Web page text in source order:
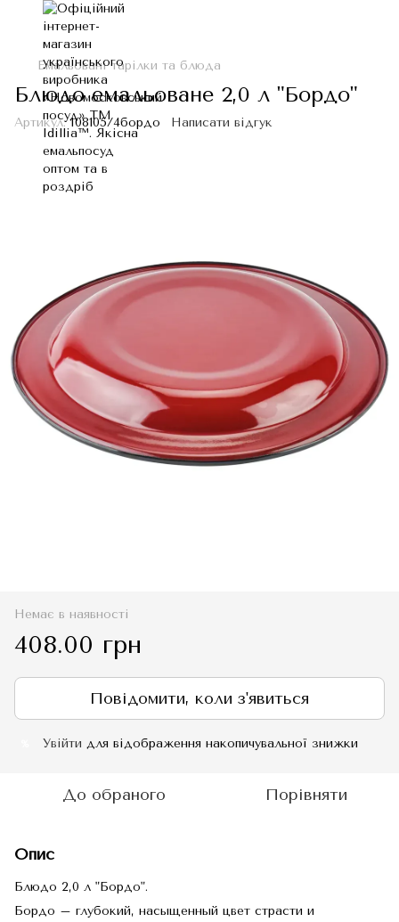
Емальовані тарілки та блюда
Блюдо емальоване 2,0 л "Бордо"
Артикул:I08105/4бордо Написати відгук
Немає в наявності
408.00 грн
Повідомити, коли з'явиться
Увійти для відображення накопичувальної знижки
До обраного Порівняти
Опис
Блюдо 2,0 л "Бордо".
Бордо – глубокий, насыщенный цвет страсти и